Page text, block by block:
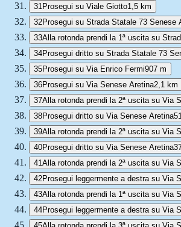
31 Prosegui su Viale Giotto1,5 km
32Prosegui su Strada Statale 73 Senese
33Alla rotonda prendi la 1ª uscita su
34Prosegui dritto su Strada Statale 73
35Prosegui su Via Enrico Fermi907 m
36Prosegui su Via Senese Aretina2,1 km
37Alla rotonda prendi la 2ª uscita su Via
38Prosegui dritto su Via Senese Aretina
39Alla rotonda prendi la 2ª uscita su Via
40Prosegui dritto su Via Senese Aretina
41Alla rotonda prendi la 2ª uscita su Via
42Prosegui leggermente a destra su Via
43Alla rotonda prendi la 1ª uscita su Via
44Prosegui leggermente a destra su Via